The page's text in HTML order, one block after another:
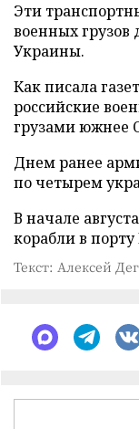
Эти
военных
Украины.
Как писала
российские
грузами южнее
Днем ранее
по четырем
В начале
корабли в
Текст: Алексей